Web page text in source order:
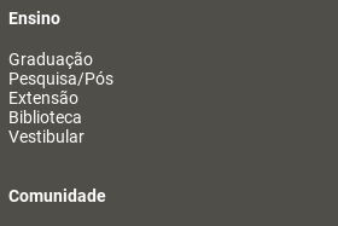
Ensino
Graduação
Pesquisa/Pós
Extensão
Biblioteca
Vestibular
Comunidade